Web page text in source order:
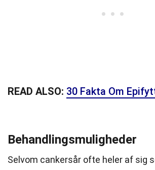
READ ALSO: 30 Fakta Om
Behandlingsmuligheder
Selvom cankersår ofte heler af sig